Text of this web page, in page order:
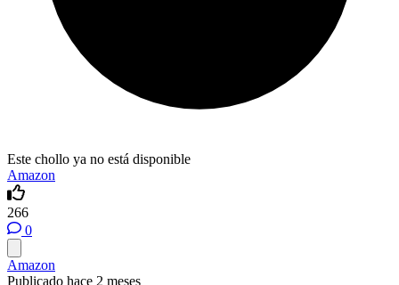
Este chollo ya no está disponible
Amazon
266
0
Amazon
Publicado hace 2 meses